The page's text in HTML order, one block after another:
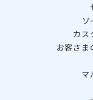
ソ
カス
お客さま
マ